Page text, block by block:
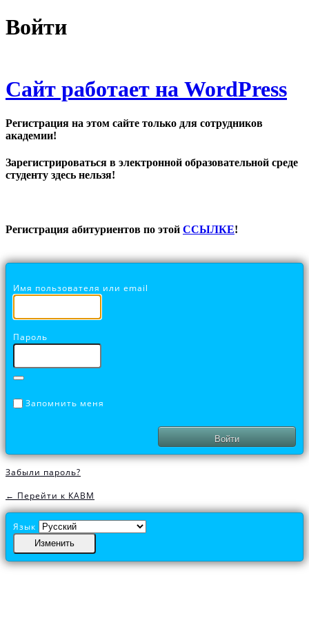
Войти
Сайт работает на WordPress
Регистрация на этом сайте только для сотрудников
академии!
Зарегистрироваться в электронной образовательной среде
студенту здесь нельзя!
Регистрация абитуриентов по этой ССЫЛКЕ!
Имя пользователя или email
Пароль
Запомнить меня
Забыли пароль?
← Перейти к КАВМ
Язык